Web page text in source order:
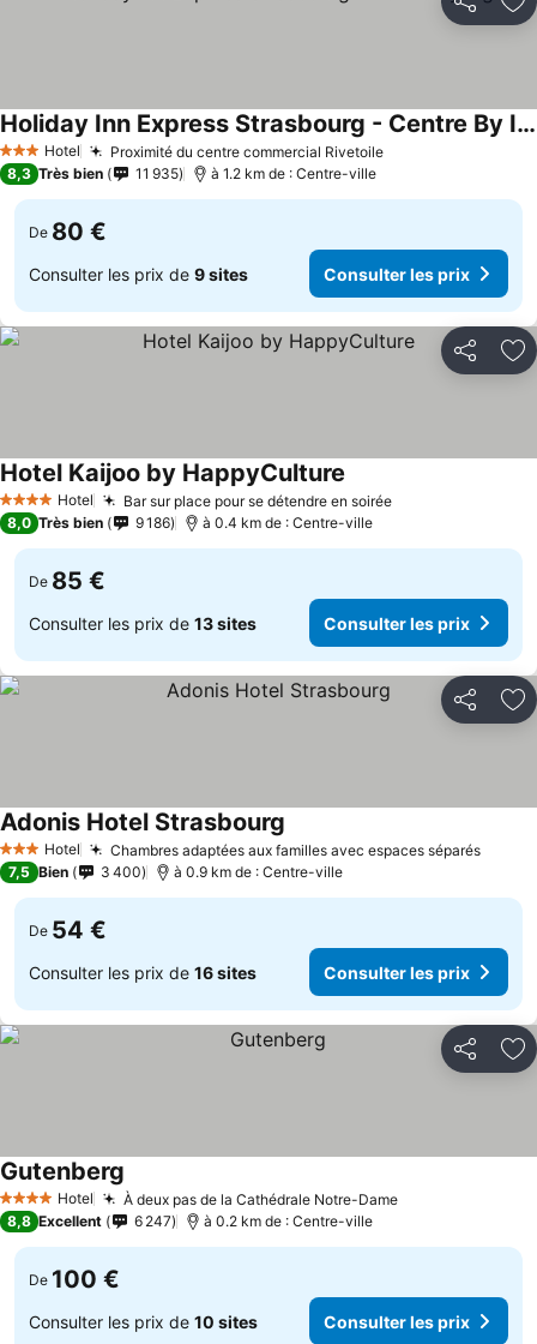
Partager
3 ÉtoilesHotel Proximité du centre commercial Rivetoile
Holiday Inn Express Strasbourg - Centre By Ihg
8,3 Très bien 11 935 à 1.2 km de : Centre-ville
De 80 €
Consulter les prix de 9 sites Consulter les prix
Partager
4 Étoiles Hotel Bar sur place pour se détendre en soirée
Hotel Kaijoo by HappyCulture
8,0 Très bien 9 186 à 0.4 km de : Centre-ville
De 85 €
Consulter les prix de 13 sites Consulter les prix
Partager
3 ÉtoilesHotel Chambres adaptées aux familles avec espaces séparés
Adonis Hotel Strasbourg
7,5 Bien 3 400 à 0.9 km de : Centre-ville
De 54 €
Consulter les prix de 16 sites Consulter les prix
Partager
4 Étoiles Hotel À deux pas de la Cathédrale Notre-Dame
Gutenberg
8,8 Excellent 6 247 à 0.2 km de : Centre-ville
De 100 €
Consulter les prix de 10 sites Consulter les prix